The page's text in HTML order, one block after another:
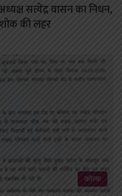
सत्येंद्र वासन का निधन,
की लहर
कोरबा